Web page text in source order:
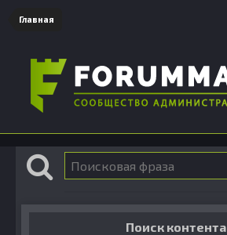
Главная
Поиск контента